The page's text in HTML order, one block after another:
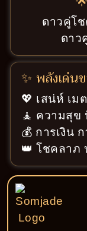
ดาวคู่โ
ดาว
✨ พลังเด่น
💖 เสน่ห์ เ
🧘 ความสุข
💰 การเงิน
👑 โชคลาภ